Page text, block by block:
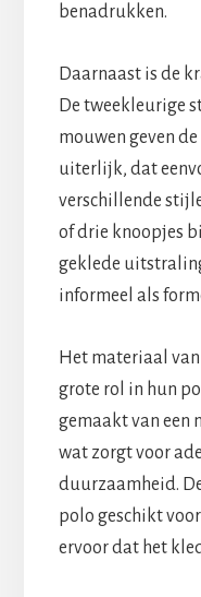
benadrukken.
Daarnaast is de
De tweekleurige
mouwen geven
uiterlijk, dat
verschillende
of drie knoopjes
geklede
informeel als
Het materiaal van
grote rol in hun
gemaakt van een
wat zorgt voor
duurzaamheid.
polo geschikt
ervoor dat het